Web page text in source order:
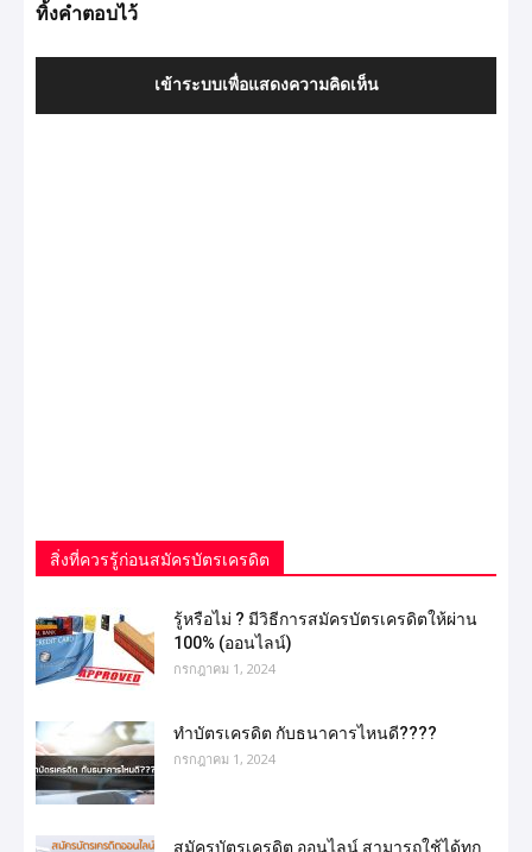
ทิ้งคำตอบไว้
เข้าระบบเพื่อแสดงความคิดเห็น
สิ่งที่ควรรู้ก่อนสมัครบัตรเครดิต
รู้หรือไม่ ? มีวิธีการสมัครบัตรเครดิตให้ผ่าน
100% (ออนไลน์)
กรกฎาคม 1, 2024
ทำบัตรเครดิต กับธนาคารไหนดี????
กรกฎาคม 1, 2024
สมัครบัตรเครดิต ออนไลน์ สามารถใช้ได้ทุก